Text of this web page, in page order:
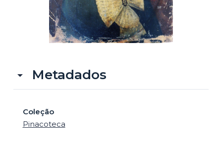
Metadados
Coleção
Pinacoteca